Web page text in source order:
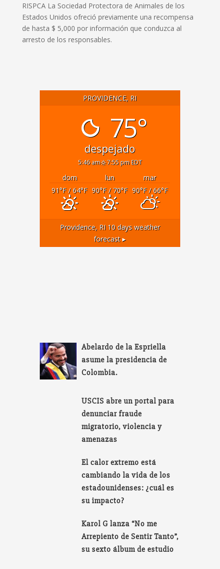
RISPCA La Sociedad Protectora de Animales de los
Estados Unidos ofreció previamente una recompensa
de hasta $ 5,000 por información que conduzca al
arresto de los responsables.
PROVIDENCE, RI
75°
despejado
5:46 am 7:55 pm EDT
dom lun
mar
91°F/ 64°F 90°F/ 70°F 90°F/ 66°F
Providence, RI10 days weather
forecast ▸
Abelardo de la Espriella
asume la presidencia de
Colombia.
USCIS abre un portal para
denunciar fraude
migratorio, violencia y
amenazas
El calor extremo está
cambiando la vida de los
estadounidenses: ¿cuál es
su impacto?
Karol G lanza “No me
Arrepiento de Sentir Tanto”,
su sexto álbum de estudio